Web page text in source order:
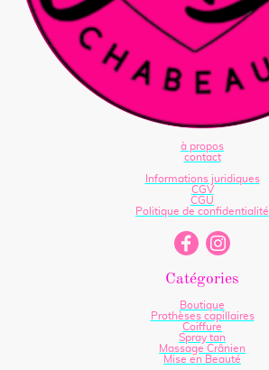
à propos
contact
Informations juridiques
CGV
CGU
Politique de confidentialité
Catégories
Boutique
Prothèses capillaires
Coiffure
Spray tan
Massage Crânien
Mise en Beauté